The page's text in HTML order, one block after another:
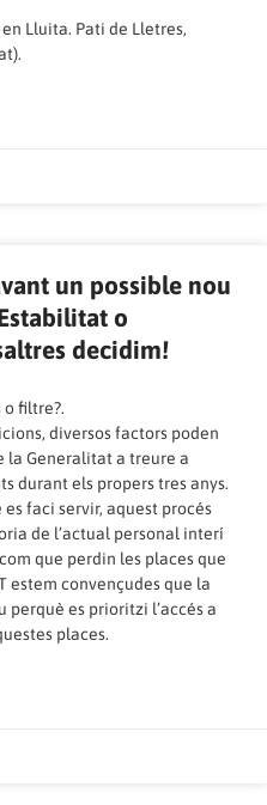
Lluita. Pati de Lletres,
un possible nou
o
decidim!
o filtre?.
diversos factors poden
la Generalitat a treure a
durant els propers tres anys.
faci servir, aquest procés
de l’actual personal interí
que perdin les places que
estem convençudes que la
perquè es prioritzi l’accés a
places.